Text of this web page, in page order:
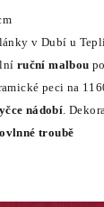
v Dubí u
ruční malbou
peci na
nádobí.
troubě